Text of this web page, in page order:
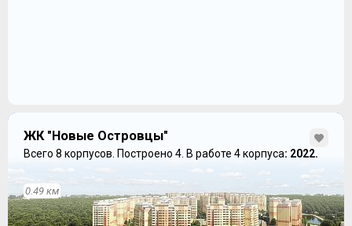
ЖК "Новые Островцы"
Всего 8 корпусов. Построено 4. В работе 4 корпуса: 2022.
0.49 км